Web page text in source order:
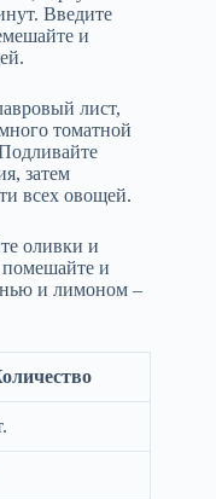
Введите
и
лист,
томатной
затем
всех овощей.
оливки и
помешайте и
и лимоном –